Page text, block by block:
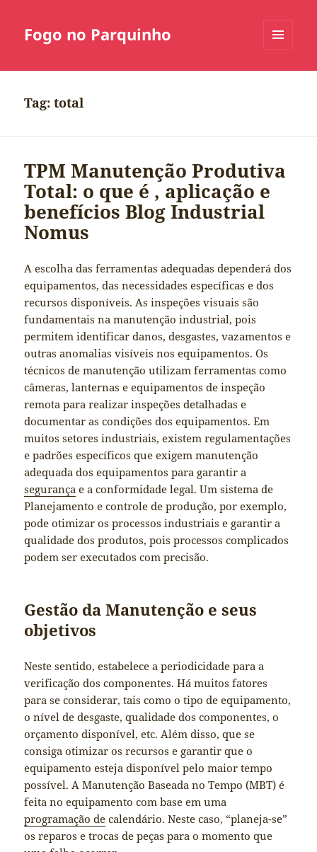
Fogo no Parquinho
Tag:total
TPM Manutenção Produtiva
Total: o que é , aplicação e
benefícios Blog Industrial
Nomus
A escolha das ferramentas adequadas dependerá dos
equipamentos, das necessidades específicas e dos
recursos disponíveis. As inspeções visuais são
fundamentais na manutenção industrial, pois
permitem identificar danos, desgastes, vazamentos e
outras anomalias visíveis nos equipamentos. Os
técnicos de manutenção utilizam ferramentas como
câmeras, lanternas e equipamentos de inspeção
remota para realizar inspeções detalhadas e
documentar as condições dos equipamentos. Em
muitos setores industriais, existem regulamentações
e padrões específicos que exigem manutenção
adequada dos equipamentos para garantir a
segurança e a conformidade legal. Um sistema de
Planejamento e controle de produção, por exemplo,
pode otimizar os processos industriais e garantir a
qualidade dos produtos, pois processos complicados
podem ser executados com precisão.
Gestão da Manutenção e seus
objetivos
Neste sentido, estabelece a periodicidade para a
verificação dos componentes. Há muitos fatores
para se considerar, tais como o tipo de equipamento,
o nível de desgaste, qualidade dos componentes, o
orçamento disponível, etc. Além disso, que se
consiga otimizar os recursos e garantir que o
equipamento esteja disponível pelo maior tempo
possível. A Manutenção Baseada no Tempo (MBT) é
feita no equipamento com base em uma
programação de calendário. Neste caso, “planeja-se”
os reparos e trocas de peças para o momento que